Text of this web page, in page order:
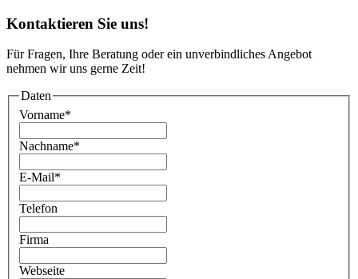
Kontaktieren Sie uns!
Für Fragen, Ihre Beratung oder ein unverbindliches Angebot
nehmen wir uns gerne Zeit!
Daten
Vorname*
Nachname*
E-Mail*
Telefon
Firma
Webseite